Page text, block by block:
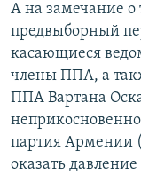
А на замечание о
предвыборный
касающиеся
члены ППА, а
ППА Вартана
партия Армении
оказать